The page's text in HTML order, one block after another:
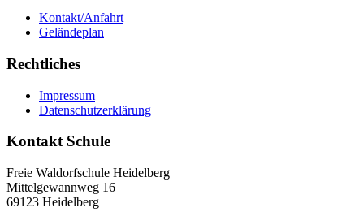
Kontakt/Anfahrt
Geländeplan
Rechtliches
Impressum
Datenschutzerklärung
Kontakt Schule
Freie Waldorfschule Heidelberg
Mittelgewannweg 16
69123 Heidelberg